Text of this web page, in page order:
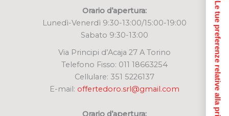
Orario d’apertura:
Lunedì-Venerdì 9:30-13:00/15:00-19:00
Sabato 9:30-13:00
Via Principi d’Acaja 27 A Torino
Telefono Fisso: 011 18663254
Cellulare: 351 5226137
E-mail: offertedoro.srl@gmail.com Le tue preferenze relative alla privacy